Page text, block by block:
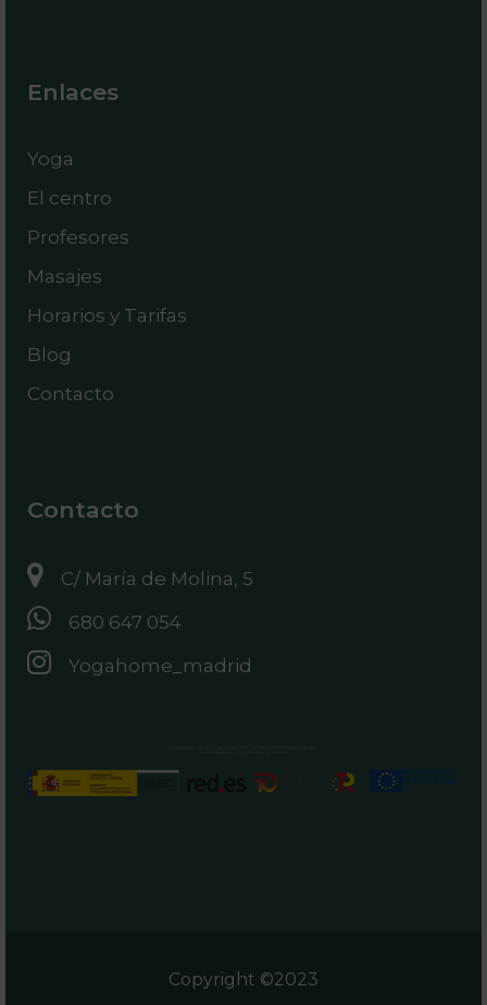
Enlaces
Yoga
El centro
Profesores
Masajes
Horarios y Tarifas
Blog
Contacto
Contacto
C/ María de Molina, 5
680 647 054
Yogahome_madrid
Copyright ©2023